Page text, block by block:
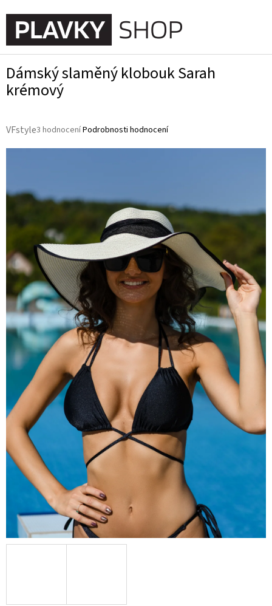
na
obsah
Dámský slaměný klobouk Sarah
krémový
Průměrné
produktu
5
3 hodnoceníPodrobnosti hodnocení
VFstyle